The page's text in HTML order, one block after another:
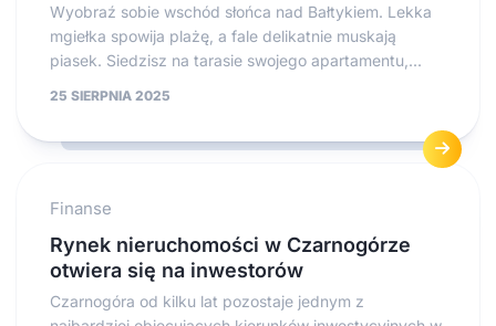
Wyobraź sobie wschód słońca nad Bałtykiem. Lekka
mgiełka spowija plażę, a fale delikatnie muskają
piasek. Siedzisz na tarasie swojego apartamentu,...
25 SIERPNIA 2025
Finanse
Rynek nieruchomości w Czarnogórze
otwiera się na inwestorów
Czarnogóra od kilku lat pozostaje jednym z